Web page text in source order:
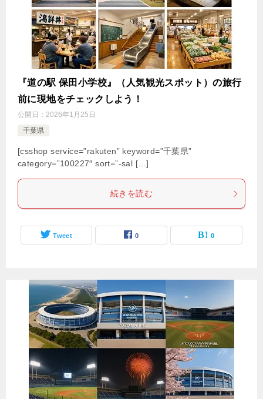
『道の駅 保田小学校』（人気観光スポット）の旅行
前に現地をチェックしよう！
公開日： 2026年1月25日
千葉県
[csshop service=”rakuten” keyword=”千葉県”
category=”100227″ sort=”-sal […]
続きを読む
Tweet 0 0